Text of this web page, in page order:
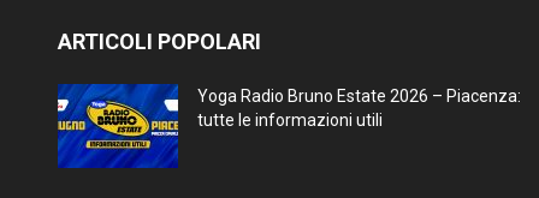
ARTICOLI POPOLARI
Yoga Radio Bruno Estate 2026 – Piacenza:
tutte le informazioni utili